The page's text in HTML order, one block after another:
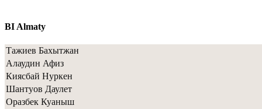
BI Almaty
Тажиев Бахытжан
Алаудин Афиз
Киясбай Нуркен
Шантуов Даулет
Оразбек Куаныш